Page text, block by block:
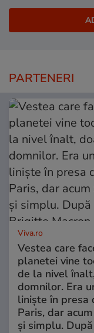
PARTENERI
Viva.ro
Vestea care
planetei vine
de la nivel
domnilor. Era
liniște în presa
Paris, dar
și simplu.